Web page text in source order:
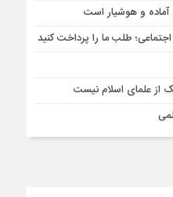
و هوشیار است
اجتماعی؛ طلب ما را پرداخت کنید
از علمای اسلام نیست